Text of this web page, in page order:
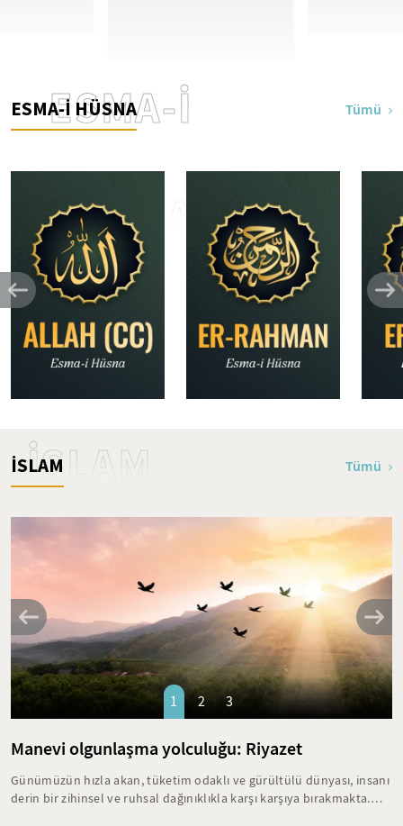
ESMA-İ HÜSNA
ESMA-İ
HÜSNA
Tümü
İSLAM
İSLAM Tümü
Manevi olgunlaşma yolculuğu: Riyazet
Günümüzün hızla akan, tüketim odaklı ve gürültülü dünyası, insanı
derin bir zihinsel ve ruhsal dağınıklıkla karşı karşıya bırakmakta.
1 2 3